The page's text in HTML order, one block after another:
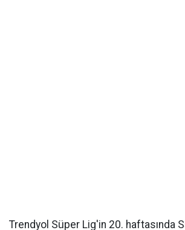
Trendyol Süper Lig'in 20. haftasında